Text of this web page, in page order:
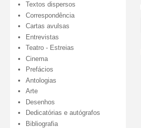
Textos dispersos
Correspondência
Cartas avulsas
Entrevistas
Teatro - Estreias
Cinema
Prefácios
Antologias
Arte
Desenhos
Dedicatórias e autógrafos
Bibliografia